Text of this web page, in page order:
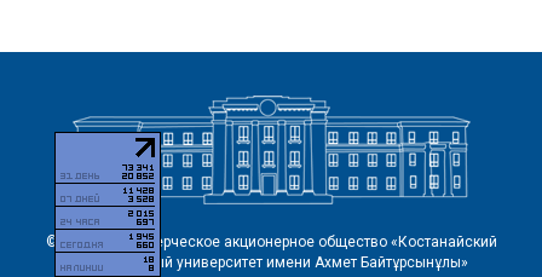
© 2026 Некоммерческое акционерное общество «Костанайский
региональный университет имени Ахмет Байтұрсынұлы»